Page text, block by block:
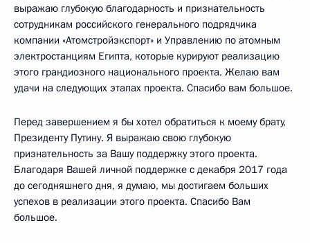
выражаю глубокую благодарность и признательность
сотрудникам российского генерального подрядчика
компании «Атомстройэкспорт» и Управлению по атомным
электростанциям Египта, которые курируют реализацию
этого грандиозного национального проекта. Желаю вам
удачи на следующих этапах проекта. Спасибо вам большое.
Перед завершением я бы хотел обратиться к моему брату,
Президенту Путину. Я выражаю свою глубокую
признательность за Вашу поддержку этого проекта.
Благодаря Вашей личной поддержке с декабря 2017 года
до сегодняшнего дня, я думаю, мы достигаем больших
успехов в реализации этого проекта. Спасибо Вам
большое.